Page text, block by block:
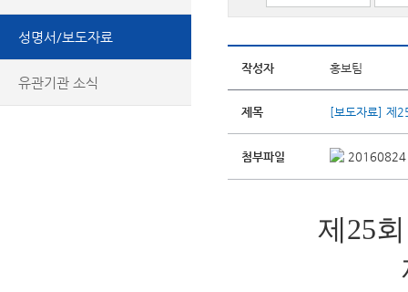
성명서/보도자료
유관기관 소식
작성자 홍보팀
제목 [보도자료] 제
첨부파일 20160824
제25